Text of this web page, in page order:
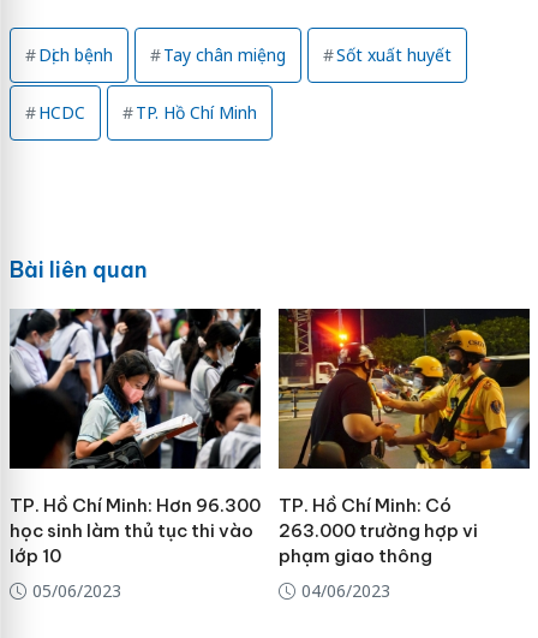
Dịch bệnh Tay chân miệng Sốt xuất huyết
HCDC TP. Hồ Chí Minh
Bài liên quan
TP. Hồ Chí Minh: Hơn 96.300
học sinh làm thủ tục thi vào
lớp 10
05/06/2023
TP. Hồ Chí Minh: Có
263.000 trường hợp vi
phạm giao thông
04/06/2023